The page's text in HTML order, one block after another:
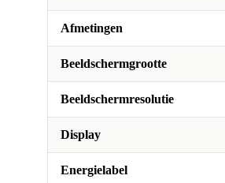
Afmetingen
Beeldschermgrootte
Beeldschermresolutie
Display
Energielabel